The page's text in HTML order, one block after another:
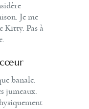
Je me
Kitty. Pas à
cœur
banale.
jumeaux.